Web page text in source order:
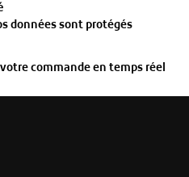
données sont protégés
commande en temps réel